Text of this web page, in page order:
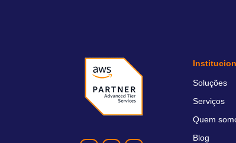
Soluções
Serviços
Quem
Blog